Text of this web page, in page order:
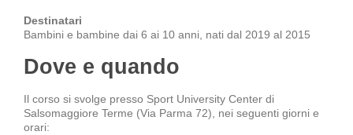
Destinatari
Bambini e bambine dai 6 ai 10 anni, nati dal 2019 al 2015
Dove e quando
Il corso si svolge presso Sport University Center di
Salsomaggiore Terme (Via Parma 72), nei seguenti giorni e
orari: